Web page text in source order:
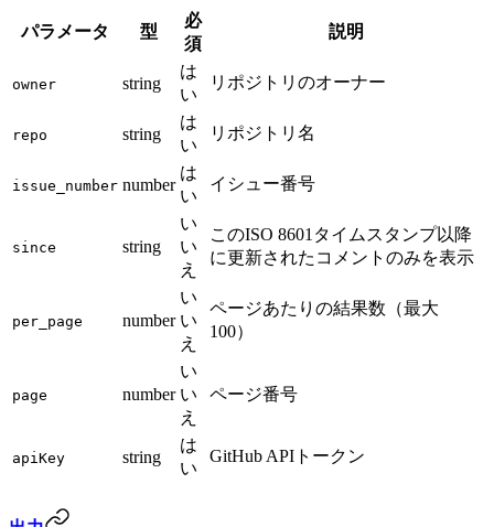
パラメータ 型
必
須
説明
owner string
は
い
リポジトリのオーナー
repo string
は
い
リポジトリ名
issue_number number
は
い
イシュー番号
since string
い
い
え
このISO 8601タイムスタンプ以降
に更新されたコメントのみを表示
per_page number
い
い
え
ページあたりの結果数（最大
100）
page number
い
い
え
ページ番号
apiKey string
は
い
GitHub APIトークン